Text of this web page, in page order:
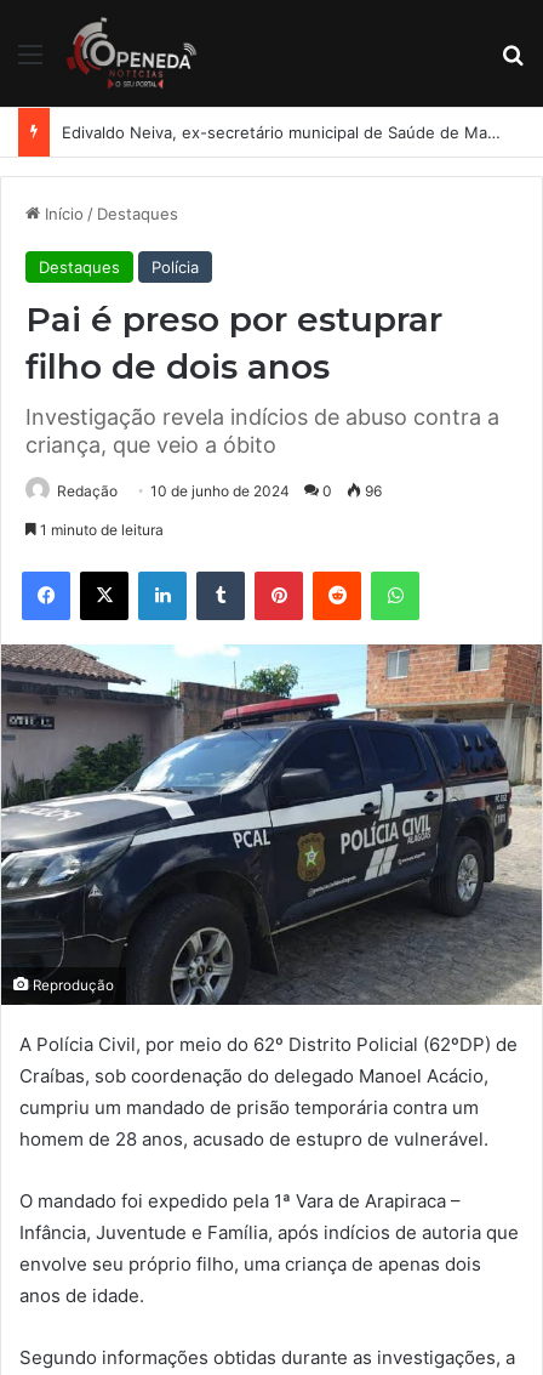
Menu
Homem tenta impedir ataque contra cunhado e acaba baleado em Arapiraca; menina de 10 anos também fica ferida
Início / Destaques
Destaques Polícia
Pai é preso por estuprar
filho de dois anos
Investigação revela indícios de abuso contra a
criança, que veio a óbito
Redação 10 de junho de 2024 0 96
1 minuto de leitura
Facebook
X LinkedinTumblr PinterestReddit WhatsApp
Reprodução
A Polícia Civil, por meio do 62º Distrito Policial (62ºDP) de
Craíbas, sob coordenação do delegado Manoel Acácio,
cumpriu um mandado de prisão temporária contra um
homem de 28 anos, acusado de estupro de vulnerável.
O mandado foi expedido pela 1ª Vara de Arapiraca –
Infância, Juventude e Família, após indícios de autoria que
envolve seu próprio filho, uma criança de apenas dois
anos de idade.
Segundo informações obtidas durante as investigações, a